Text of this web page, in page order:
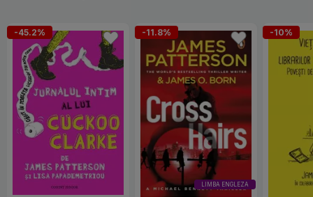
-45.2%
LIMBA ENGLEZA
-11.8% -10%